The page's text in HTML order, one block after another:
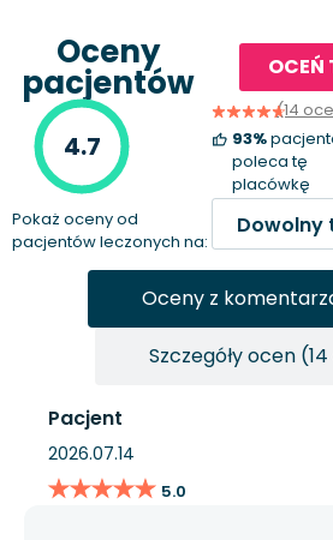
Oceny
pacjentów OCEŃ
4.7
(14
93%
poleca tę
placówkę
Pokaż oceny od
pacjentów leczonych na:
Oceny z
Szczegóły ocen
Pacjent
2026.07.14
★★★★★
★★★★★ 5.0